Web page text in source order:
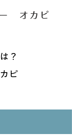
ー オカピ
？
ピ